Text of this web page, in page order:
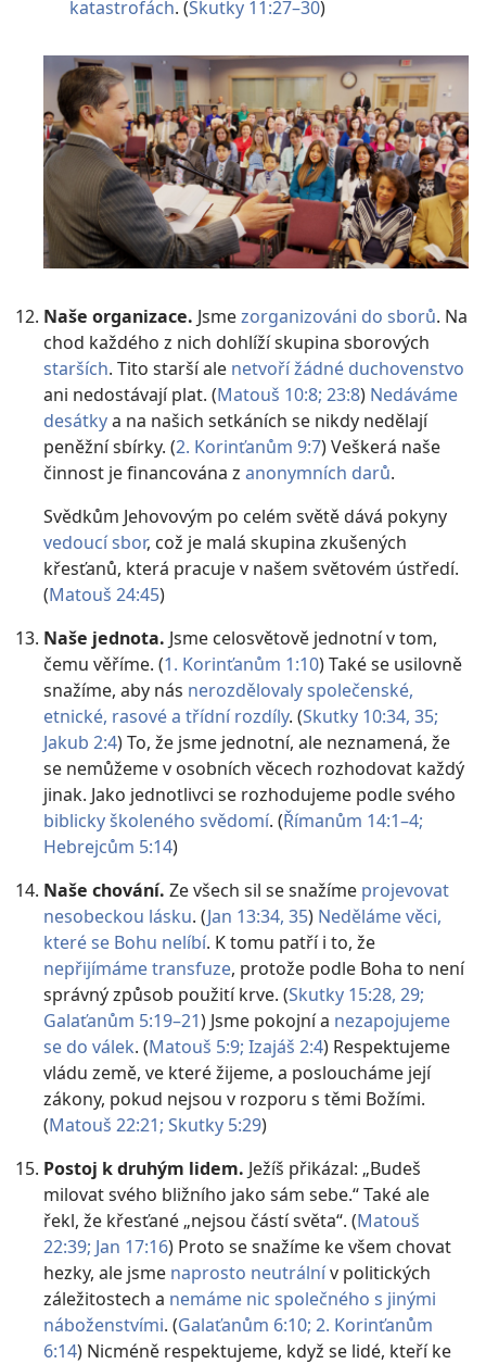
katastrofách. (Skutky 11:27–30)
Naše organizace. Jsmezorganizováni do sborů. Na
chod každého z nich dohlíží skupina sborových
starších. Tito starší ale netvoří žádné duchovenstvo
ani nedostávají plat. (Matouš 10:8; 23:8) Nedáváme
desátkya na našich setkáních se nikdy nedělají
peněžní sbírky. (2. Korinťanům 9:7) Veškerá naše
činnost je financována z anonymních darů.
Svědkům Jehovovým po celém světě dává pokyny
vedoucí sbor, což je malá skupina zkušených
křesťanů, která pracuje v našem světovém ústředí.
(Matouš 24:45)
Naše jednota. Jsme celosvětově jednotní v tom,
čemu věříme. (1. Korinťanům 1:10) Také se usilovně
snažíme, aby nás nerozdělovaly společenské,
etnické, rasové a třídní rozdíly. (Skutky 10:34, 35;
Jakub 2:4) To, že jsme jednotní, ale neznamená, že
se nemůžeme v osobních věcech rozhodovat každý
jinak. Jako jednotlivci se rozhodujeme podle svého
biblicky školeného svědomí. (Římanům 14:1–4;
Hebrejcům 5:14)
Naše chování. Ze všech sil se snažíme projevovat
nesobeckou lásku. (Jan 13:34, 35) Neděláme věci,
které se Bohu nelíbí. K tomu patří i to, že
nepřijímáme transfuze, protože podle Boha to není
správný způsob použití krve. (Skutky 15:28, 29;
Galaťanům 5:19–21) Jsme pokojní a nezapojujeme
se do válek. (Matouš 5:9; Izajáš 2:4) Respektujeme
vládu země, ve které žijeme, a posloucháme její
zákony, pokud nejsou v rozporu s těmi Božími.
(Matouš 22:21; Skutky 5:29)
Postoj k druhým lidem. Ježíš přikázal: „Budeš
milovat svého bližního jako sám sebe.“ Také ale
řekl, že křesťané „nejsou částí světa“. (Matouš
22:39; Jan 17:16) Proto se snažíme ke všem chovat
hezky, ale jsme naprosto neutrálnív politických
záležitostech a nemáme nic společného s jinými
náboženstvími. (Galaťanům 6:10; 2. Korinťanům
6:14) Nicméně respektujeme, když se lidé, kteří ke